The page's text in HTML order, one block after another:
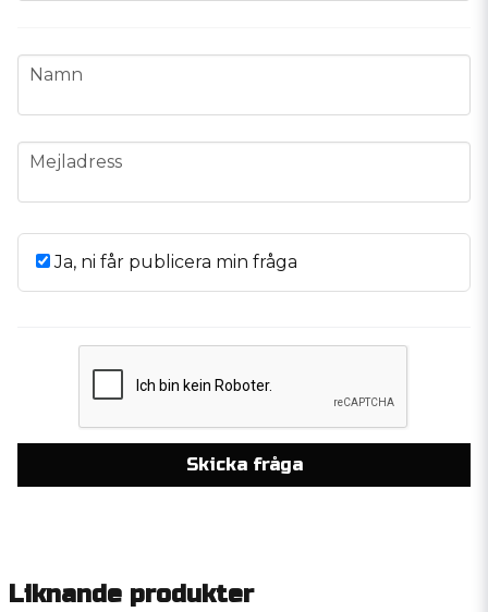
name
Namn
email
Mejladress
Ja, ni får publicera min fråga
Skicka fråga
Liknande produkter